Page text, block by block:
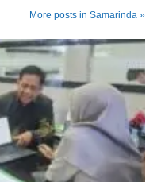
More posts in Samarinda »